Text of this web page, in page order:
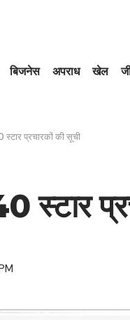
बिजनेस अपराध खेल
स्टार प्रचारकों की सूची
स्टार